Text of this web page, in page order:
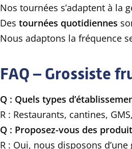
Nos tournées s’adaptent à la
Des tournées quotidiennes
Nous adaptons la fréquence
FAQ – Grossiste
Q : Quels types
R : Restaurants, cantines,
Q : Proposez-vous des
R : Oui, nous disposons